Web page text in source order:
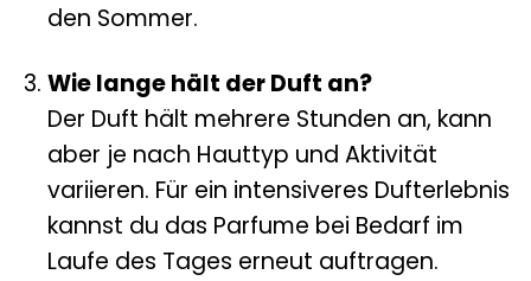
den Sommer.
Wie lange hält der Duft an?
Der Duft hält mehrere Stunden an, kann
aber je nach Hauttyp und Aktivität
variieren. Für ein intensiveres Dufterlebnis
kannst du das Parfume bei Bedarf im
Laufe des Tages erneut auftragen.